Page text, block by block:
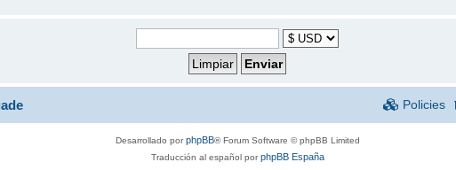
Policies
Desarrollado porphpBB® Forum Software © phpBB Limited
Traducción al español porphpBB España